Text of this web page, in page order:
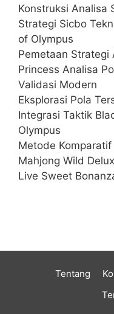
Konstruksi Analisa
Strategi Sicbo
of Olympus
Pemetaan Strategi
Princess Analisa
Validasi Modern
Eksplorasi Pola
Integrasi Taktik
Olympus
Metode
Mahjong Wild
Live Sweet
Tentang